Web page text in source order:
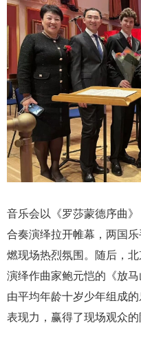
音乐会以《罗莎蒙德序曲
合奏演绎拉开帷幕，两国
燃现场热烈氛围。随后，
演绎作曲家鲍元恺的《放
由平均年龄十岁少年组成
表现力，赢得了现场观众的